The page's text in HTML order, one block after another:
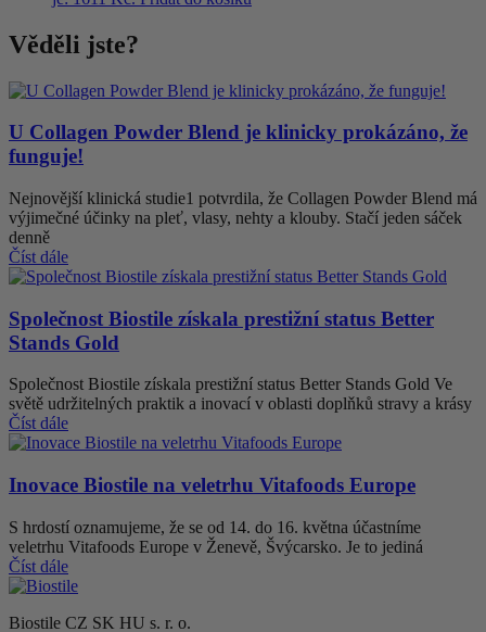
Věděli jste?
U Collagen Powder Blend je klinicky prokázáno, že
funguje!
Nejnovější klinická studie1 potvrdila, že Collagen Powder Blend má
výjimečné účinky na pleť, vlasy, nehty a klouby. Stačí jeden sáček
denně
Číst dále
Společnost Biostile získala prestižní status Better
Stands Gold
Společnost Biostile získala prestižní status Better Stands Gold Ve
světě udržitelných praktik a inovací v oblasti doplňků stravy a krásy
Číst dále
Inovace Biostile na veletrhu Vitafoods Europe
S hrdostí oznamujeme, že se od 14. do 16. května účastníme
veletrhu Vitafoods Europe v Ženevě, Švýcarsko. Je to jediná
Číst dále
Biostile CZ SK HU s. r. o.